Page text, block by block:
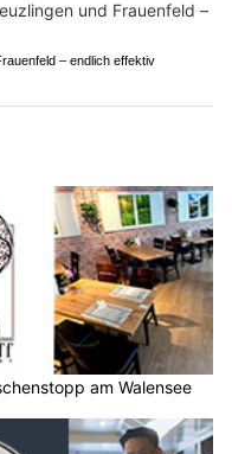
– endlich effektiv
am Walensee